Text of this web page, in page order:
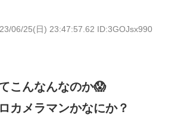
06/25(日) 23:47:57.62 ID:3GOJsx990
こんなんなのか😱
カメラマンかなにか？